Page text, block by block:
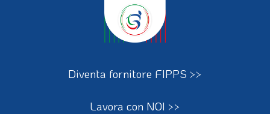
Diventa fornitore FIPPS >>
Lavora con NOI >>